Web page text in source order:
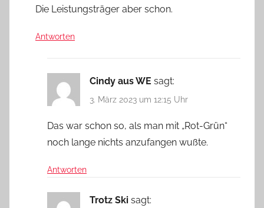
Die Leistungsträger aber schon.
Antworten
Cindy aus WE sagt:
3. März 2023 um 12:15 Uhr
Das war schon so, als man mit „Rot-Grün“
noch lange nichts anzufangen wußte.
Antworten
Trotz Ski sagt: